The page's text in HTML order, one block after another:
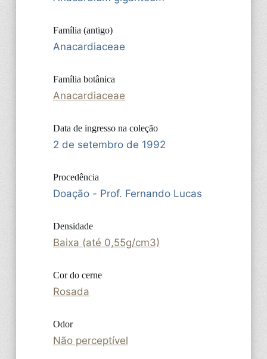
Família (antigo)
Anacardiaceae
Família botânica
Anacardiaceae
Data de ingresso na coleção
2 de setembro de 1992
Procedência
Doação - Prof. Fernando Lucas
Densidade
Baixa (até 0,55g/cm3)
Cor do cerne
Rosada
Odor
Não perceptível